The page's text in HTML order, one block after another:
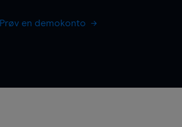
Prøv en demokonto